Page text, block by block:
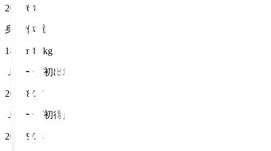
2002/6/8
身長/体重
189cm/86kg
Ｊリーグ初出場
2022/8/27
Ｊリーグ初得点
2022/9/24